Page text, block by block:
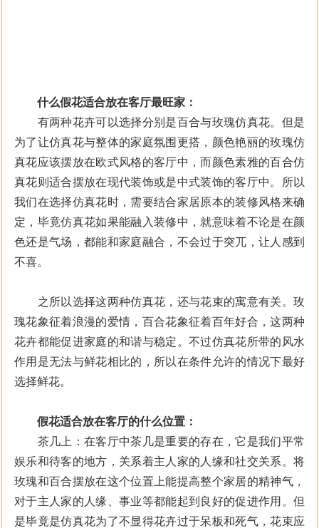
什么假花适合放在客厅最旺家：
有两种花卉可以选择分别是百合与玫瑰仿真花。但是
为了让仿真花与整体的家庭氛围更搭，颜色艳丽的玫瑰仿
真花应该摆放在欧式风格的客厅中，而颜色素雅的百合仿
真花则适合摆放在现代装饰或是中式装饰的客厅中。所以
我们在选择仿真花时，需要结合家居原本的装修风格来确
定，毕竟仿真花如果能融入装修中，就意味着不论是在颜
色还是气场，都能和家庭融合，不会过于突兀，让人感到
不喜。
之所以选择这两种仿真花，还与花束的寓意有关。玫
瑰花象征着浪漫的爱情，百合花象征着百年好合，这两种
花卉都能促进家庭的和谐与稳定。不过仿真花所带的风水
作用是无法与鲜花相比的，所以在条件允许的情况下最好
选择鲜花。
假花适合放在客厅的什么位置：
茶几上：在客厅中茶几是重要的存在，它是我们平常
娱乐和待客的地方，关系着主人家的人缘和社交关系。将
玫瑰和百合摆放在这个位置上能提高整个家居的精神气，
对于主人家的人缘、事业等都能起到良好的促进作用。但
是毕竟是仿真花为了不显得花卉过于呆板和死气，花束应